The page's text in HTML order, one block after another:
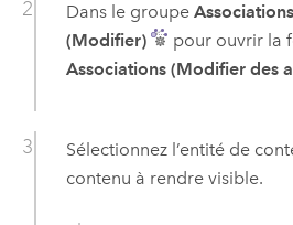
Dans le groupe Associations
(Modifier)
pour ouvrir la
Associations (Modifier des
Sélectionnez l’entité de
contenu à rendre visible.